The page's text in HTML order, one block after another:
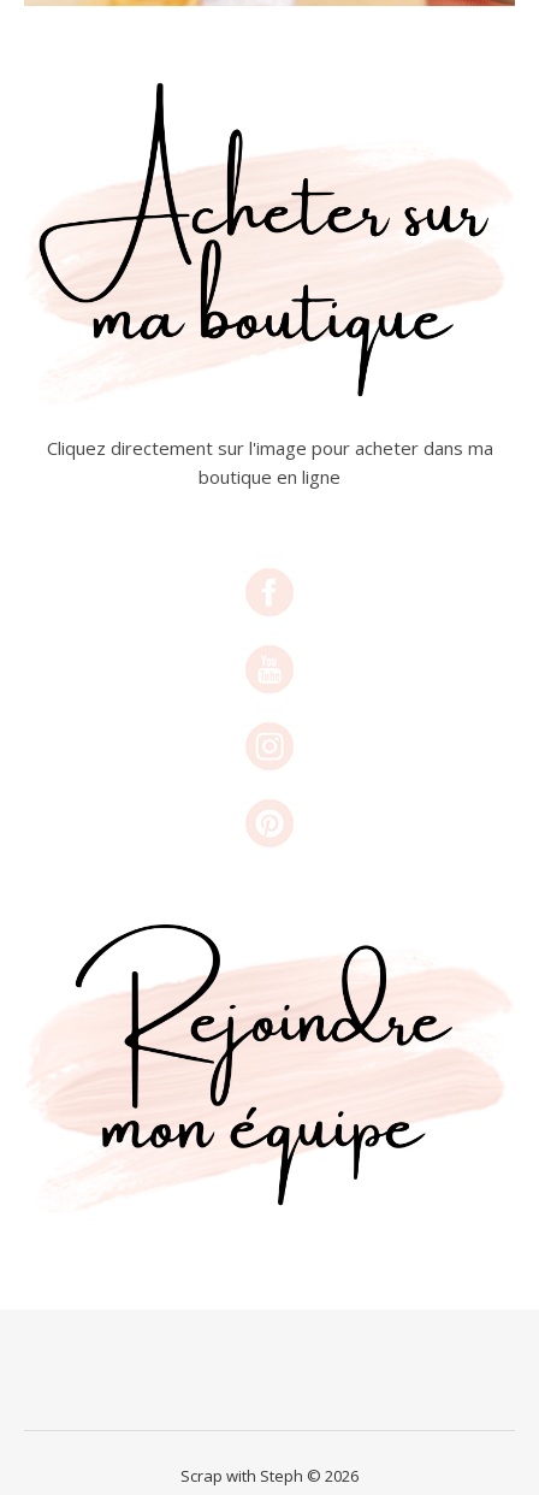
Cliquez directement sur l'image pour acheter dans ma
boutique en ligne
Scrap with Steph © 2026